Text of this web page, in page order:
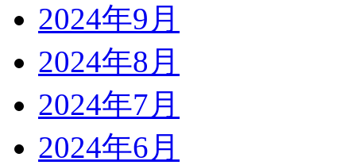
2024年9月
2024年8月
2024年7月
2024年6月